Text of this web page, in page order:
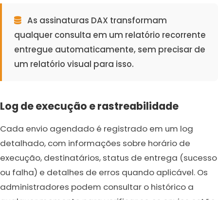
As assinaturas DAX transformam
qualquer consulta em um relatório recorrente
entregue automaticamente, sem precisar de
um relatório visual para isso.
Log de execução e rastreabilidade
Cada envio agendado é registrado em um log
detalhado, com informações sobre horário de
execução, destinatários, status de entrega (sucesso
ou falha) e detalhes de erros quando aplicável. Os
administradores podem consultar o histórico a